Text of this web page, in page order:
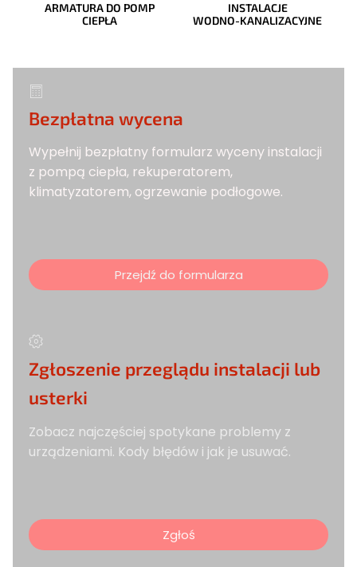
ARMATURA DO POMP
CIEPŁA
INSTALACJE
WODNO-KANALIZACYJNE
Bezpłatna wycena
Wypełnij bezpłatny formularz wyceny instalacji
z pompą ciepła, rekuperatorem,
klimatyzatorem, ogrzewanie podłogowe.
Przejdź do formularza
Zgłoszenie przeglądu instalacji lub
usterki
Zobacz najczęściej spotykane problemy z
urządzeniami. Kody błędów i jak je usuwać.
Zgłoś